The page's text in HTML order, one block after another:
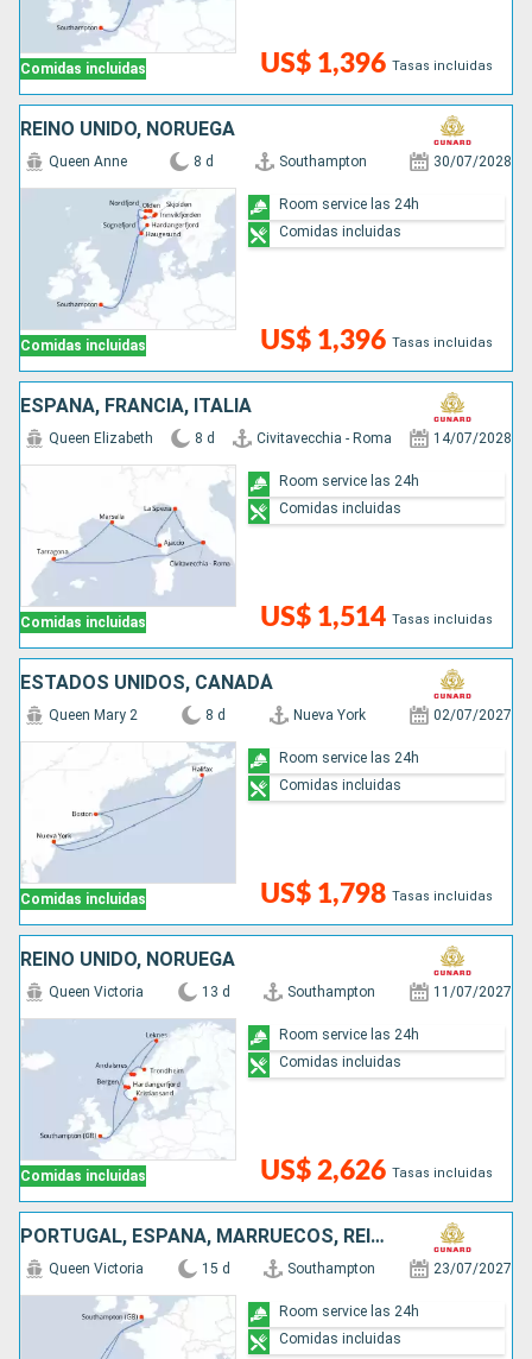
Comidas incluidas US$ 1,396 Tasas incluidas
REINO UNIDO, NORUEGA
Comidas incluidas
Queen Anne 8 d Southampton 30/07/2028
US$ 1,396 Tasas incluidas
Room service las 24h
Comidas incluidas
ESPAÑA, FRANCIA, ITALIA
Comidas incluidas
Queen Elizabeth 8 d Civitavecchia - Roma 14/07/2028
US$ 1,514 Tasas incluidas
Room service las 24h
Comidas incluidas
ESTADOS UNIDOS, CANADÁ
Comidas incluidas
Queen Mary 2 8 d Nueva York 02/07/2027
US$ 1,798 Tasas incluidas
Room service las 24h
Comidas incluidas
REINO UNIDO, NORUEGA
Comidas incluidas
Queen Victoria 13 d Southampton 11/07/2027
US$ 2,626 Tasas incluidas
Room service las 24h
Comidas incluidas
PORTUGAL, ESPAÑA, MARRUECOS, REINO UNIDO
Queen Victoria 15 d Southampton 23/07/2027
Room service las 24h
Comidas incluidas